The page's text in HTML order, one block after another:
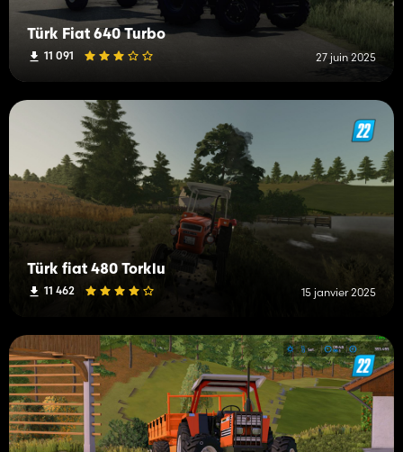
Türk Fiat 640 Turbo
11 091 27 juin 2025
Türk fiat 480 Torklu
11 462 15 janvier 2025